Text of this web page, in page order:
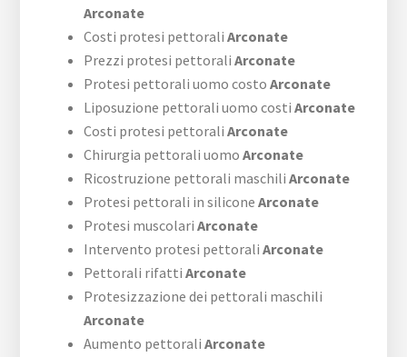
Arconate
Costi protesi pettorali Arconate
Prezzi protesi pettorali Arconate
Protesi pettorali uomo costo Arconate
Liposuzione pettorali uomo costi Arconate
Costi protesi pettorali Arconate
Chirurgia pettorali uomo Arconate
Ricostruzione pettorali maschili Arconate
Protesi pettorali in silicone Arconate
Protesi muscolari Arconate
Intervento protesi pettorali Arconate
Pettorali rifatti Arconate
Protesizzazione dei pettorali maschili
Arconate
Aumento pettorali Arconate